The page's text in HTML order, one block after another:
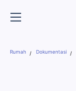
Rumah Dokumentasi